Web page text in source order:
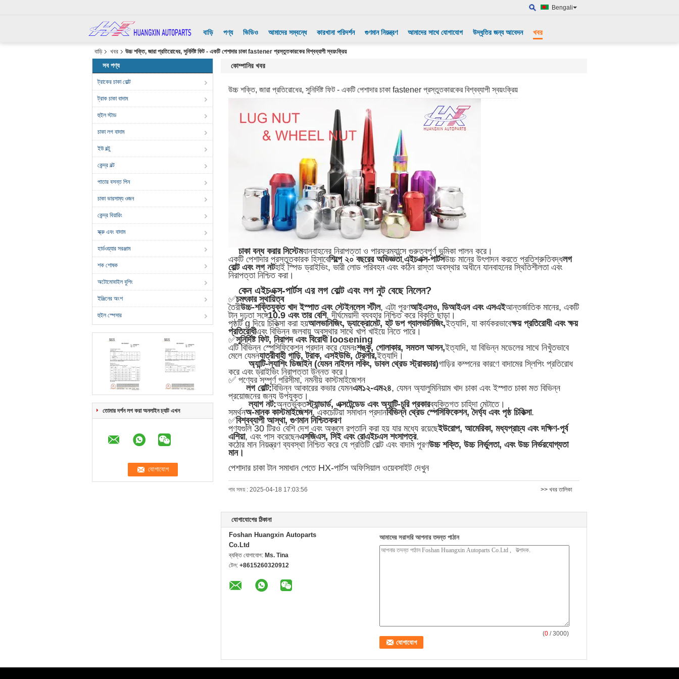
Bengali
বাড়ি পণ্য ভিডিও আমাদের সম্বন্ধে কারখানা পরিদর্শন গুণমান নিয়ন্ত্রণ আমাদের সাথে যোগাযোগ উদ্ধৃতির জন্য আবেদন খবর
বাড়ি খবর উচ্চ শক্তি, জারা প্রতিরোধের, সুনির্দিষ্ট ফিট - একটি পেশাদার চাকা fastener প্রস্তুতকারকের বিশ্বব্যাপী স্বয়ংক্রিয়
সব পণ্য
ট্রাকের চাকা বোল্ট
ট্রাক চাকা বাদাম
হুইল স্টাড
চাকা লগ বাদাম
ইউ বল্টু
কেন্দ্র বল্ট
পাতার বসন্ত পিন
চাকা ভারসাম্য ওজন
কেন্দ্র বিয়ারিং
স্ক্রু এবং বাদাম
হার্ডওয়্যার সরঞ্জাম
শক শোষক
অটোমোবাইল বুশিং
ইঞ্জিনের অংশ
হুইল স্পেসার
তোমার দর্শন লগ করা অনলাইন চ্যাট এখন
কোম্পানির খবর
উচ্চ শক্তি, জারা প্রতিরোধের, সুনির্দিষ্ট ফিট - একটি পেশাদার চাকা fastener প্রস্তুতকারকের বিশ্বব্যাপী স্বয়ংক্রিয়
চাকা বন্ধ করার সিস্টেমযানবাহনের নিরাপত্তা ও পারফরম্যান্সে গুরুত্বপূর্ণ ভূমিকা পালন করে।
একটি পেশাদার প্রস্তুতকারক হিসাবেশিল্পে ২০ বছরের অভিজ্ঞতা,এইচএক্স-পার্টসউচ্চ মানের উৎপাদন করতে প্রতিশ্রুতিবদ্ধলগ
বোল্ট এবং লগ নটহাই স্পিড ড্রাইভিং, ভারী লোড পরিবহন এবং কঠিন রাস্তা অবস্থার অধীনে যানবাহনের স্থিতিশীলতা এবং
নিরাপত্তা নিশ্চিত করা।
কেন এইচএক্স-পার্টস এর লগ বোল্ট এবং লগ নুট বেছে নিলেন?
✅চমৎকার স্থায়িত্ব
তৈরীউচ্চ-শক্তিযুক্ত খাদ ইস্পাত এবং স্টেইনলেস স্টীল, এটা পূরণআইএসও, ডিআইএন এবং এসএইআন্তর্জাতিক মানের, একটি
টান দৃঢ়তা সঙ্গে10.9 এবং তার বেশি, দীর্ঘমেয়াদী ব্যবহার নিশ্চিত করে বিকৃতি ছাড়া।
পৃষ্ঠটি g দিয়ে চিকিত্সা করা হয়আলভানিজিং, ড্যাক্রোমেট, হট ডপ গ্যালভানিজিং,ইত্যাদি, যা কার্যকরভাবেক্ষয় প্রতিরোধী এবং ক্ষয়
প্রতিরোধীএবং বিভিন্ন জলবায়ু অবস্থার সাথে খাপ খাইয়ে নিতে পারে।
✅সুনির্দিষ্ট ফিট, নিরাপদ এবং বিরোধী loosening
এটি বিভিন্ন স্পেসিফিকেশন প্রদান করে যেমনঃশঙ্কু, গোলাকার, সমতল আসন,ইত্যাদি, যা বিভিন্ন মডেলের সাথে নিখুঁতভাবে
মেলে যেমনযাত্রীবাহী গাড়ি, ট্রাক, এসইউভি, ট্রেলার,ইত্যাদি।
অ্যান্টি-ল্যাশিং ডিজাইন (যেমন নাইলন লকিং, ডাবল থ্রেড স্ট্রাকচার)গাড়ির কম্পনের কারণে বাদামের স্লিপিং প্রতিরোধ
করে এবং ড্রাইভিং নিরাপত্তা উন্নত করে।
✅ পণ্যের সম্পূর্ণ পরিসীমা, নমনীয় কাস্টমাইজেশন
লগ বোল্ট:বিভিন্ন আকারের কভার যেমনএম১২-এম২৪, যেমন অ্যালুমিনিয়াম খাদ চাকা এবং ইস্পাত চাকা মত বিভিন্ন
প্রয়োজনের জন্য উপযুক্ত।
ল্যাগ নট:অন্তর্ভুক্তস্ট্যান্ডার্ড, এক্সটেন্ডেড এবং অ্যান্টি-চুরি প্রকারব্যক্তিগত চাহিদা মেটাতে।
সমর্থনঅ-মানক কাস্টমাইজেশন, একচেটিয়া সমাধান প্রদানবিভিন্ন থ্রেড স্পেসিফিকেশন, দৈর্ঘ্য এবং পৃষ্ঠ চিকিত্সা.
✅বিশ্বব্যাপী আস্থা, গুণমান নিশ্চিতকরণ
পণ্যগুলি 30 টিরও বেশি দেশ এবং অঞ্চলে রপ্তানি করা হয় যার মধ্যে রয়েছেইউরোপ, আমেরিকা, মধ্যপ্রাচ্য এবং দক্ষিণ-পূর্ব
এশিয়া, এবং পাস করেছেনএসজিএস, সিই এবং রোএইচএস শংসাপত্র.
কঠোর মান নিয়ন্ত্রণ ব্যবস্থা নিশ্চিত করে যে প্রতিটি বোল্ট এবং বাদাম পূরণউচ্চ শক্তি, উচ্চ নির্ভুলতা, এবং উচ্চ নির্ভরযোগ্যতা
মান।
পেশাদার চাকা টান সমাধান পেতে HX-পার্টস অফিসিয়াল ওয়েবসাইট দেখুন
পাব সময় : 2025-04-18 17:03:56 >> খবর তালিকা
যোগাযোগের ঠিকানা
Foshan Huangxin Autoparts
Co.Ltd
ব্যক্তি যোগাযোগ: Ms. Tina
টেল: +8615260320912
আমাদের সরাসরি আপনার তদন্ত পাঠান
(0 / 3000)